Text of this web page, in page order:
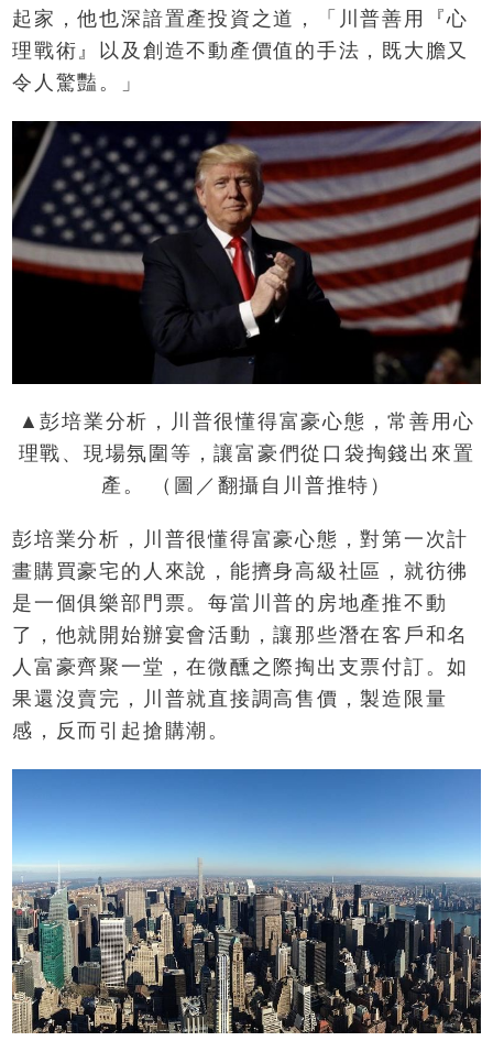
起家，他也深諳置產投資之道，「川普善用『心
理戰術』以及創造不動產價值的手法，既大膽又
令人驚豔。」
▲彭培業分析，川普很懂得富豪心態，常善用心
理戰、現場氛圍等，讓富豪們從口袋掏錢出來置
產。 （圖／翻攝自川普推特）
彭培業分析，川普很懂得富豪心態，對第一次計
畫購買豪宅的人來說，能擠身高級社區，就彷彿
是一個俱樂部門票。每當川普的房地產推不動
了，他就開始辦宴會活動，讓那些潛在客戶和名
人富豪齊聚一堂，在微醺之際掏出支票付訂。如
果還沒賣完，川普就直接調高售價，製造限量
感，反而引起搶購潮。